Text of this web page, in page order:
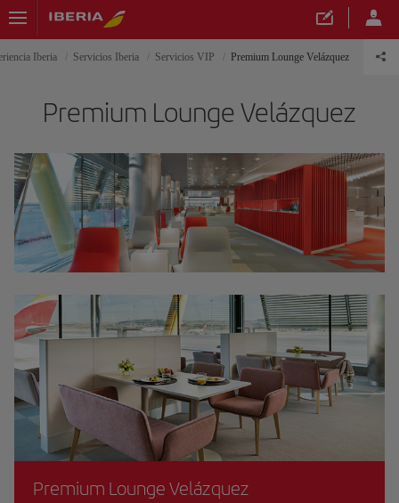
Iberia Servicios Iberia Servicios VIP Premium Lounge Velázquez
Premium Lounge Velázquez
Premium Lounge Velázquez